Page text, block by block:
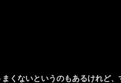
くないというのもあるけれど